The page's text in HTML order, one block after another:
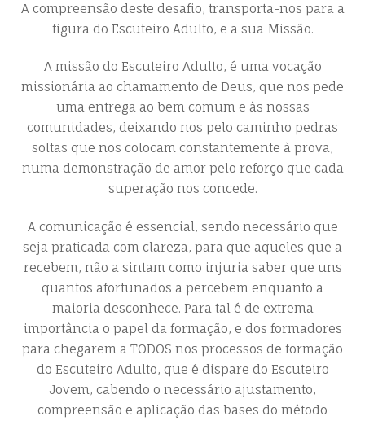
A compreensão deste desafio, transporta-nos para a
figura do Escuteiro Adulto, e a sua Missão.
A missão do Escuteiro Adulto, é uma vocação
missionária ao chamamento de Deus, que nos pede
uma entrega ao bem comum e às nossas
comunidades, deixando nos pelo caminho pedras
soltas que nos colocam constantemente à prova,
numa demonstração de amor pelo reforço que cada
superação nos concede.
A comunicação é essencial, sendo necessário que
seja praticada com clareza, para que aqueles que a
recebem, não a sintam como injuria saber que uns
quantos afortunados a percebem enquanto a
maioria desconhece. Para tal é de extrema
importância o papel da formação, e dos formadores
para chegarem a TODOS nos processos de formação
do Escuteiro Adulto, que é dispare do Escuteiro
Jovem, cabendo o necessário ajustamento,
compreensão e aplicação das bases do método